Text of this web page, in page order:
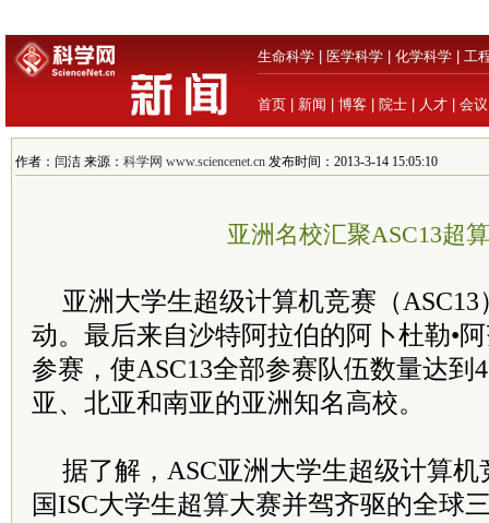
生命科学 医学科学 化学科学 工
首页 新闻 博客 院士 人才 会议
作者：闫洁 来源： 科学网 www.sciencenet.cn 发布时间：2013-3-14 15:05:10
亚洲名校汇聚ASC13超
亚洲大学生超级计算机竞赛（
动。最后来自沙特阿拉伯的阿卜杜勒•
参赛，使ASC13全部参赛队伍数量达到
亚、北亚和南亚的亚洲知名高校。
据了解，ASC亚洲大学生超级计算机
国ISC大学生超算大赛并驾齐驱的全球